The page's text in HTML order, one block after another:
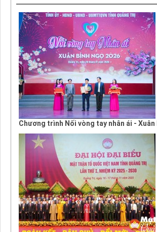
Chương trình Nối vòng tay nhân ái - Xuân